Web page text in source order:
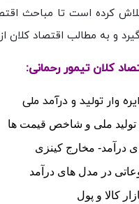
کرده است تا مباحث
و به مطالب اقتصاد
کلان تیمور رحمانی:
وار تولید و درآمد ملی
ملی و شاخص قیمت ها
مخارج کینزی
در مدل های درآمد
کالا و پول